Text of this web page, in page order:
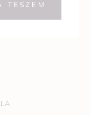
TESZEM